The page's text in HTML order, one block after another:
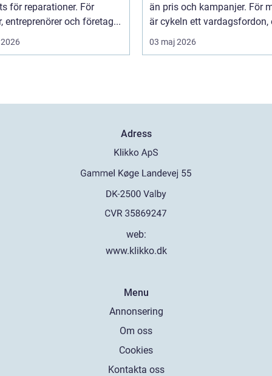
för reparationer. För
entreprenörer och företag...
än pris och kampanjer. För
är cykeln ett vardagsfordon,
03 maj 2026
Adress
web:
www.klikko.dk
Menu
Annonsering
Om oss
Cookies
Kontakta oss